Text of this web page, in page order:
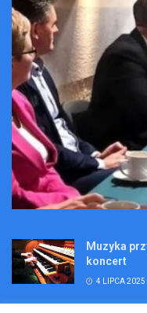
Muzyka
koncert
4 LIPCA 2025